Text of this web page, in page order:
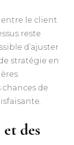
le client
reste
d’ajuster
stratégie en
de
des